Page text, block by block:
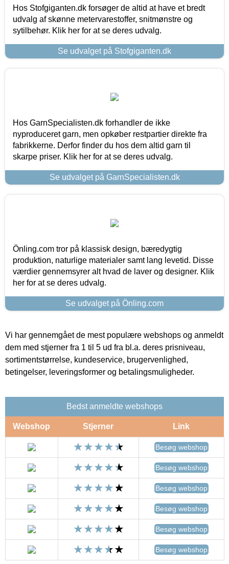
Hos Stofgiganten.dk forsøger de altid at have et bredt
udvalg af skønne metervarestoffer, snitmønstre og
sytilbehør. Klik her for at se deres udvalg.
Se udvalget på Stofgiganten.dk
Hos GarnSpecialisten.dk forhandler de ikke
nyproduceret garn, men opkøber restpartier direkte fra
fabrikkerne. Derfor finder du hos dem altid garn til
skarpe priser. Klik her for at se deres udvalg.
Se udvalget på GarnSpecialisten.dk
Önling.com tror på klassisk design, bæredygtig
produktion, naturlige materialer samt lang levetid. Disse
værdier gennemsyrer alt hvad de laver og designer. Klik
her for at se deres udvalg.
Se udvalget på Önling.com
Vi har gennemgået de mest populære webshops og anmeldt
dem med stjerner fra 1 til 5 ud fra bl.a. deres prisniveau,
sortimentstørrelse, kundeservice, brugervenlighed,
betingelser, leveringsformer og betalingsmuligheder.
Bedst anmeldte webshops
Webshop Stjerner Link
Besøg webshop
Besøg webshop
Besøg webshop
Besøg webshop
Besøg webshop
Besøg webshop